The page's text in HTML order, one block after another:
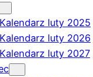
Kalendarz luty 2025
Kalendarz luty 2026
Kalendarz luty 2027